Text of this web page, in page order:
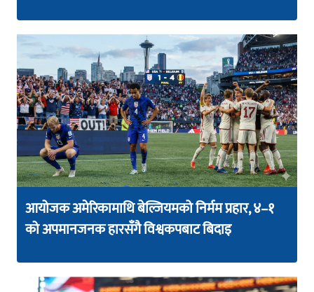
आयोजक अमेरिकामाथि बेल्जियमको निर्मम प्रहार, ४–१
को अपमानजनक हारसँगै विश्वकपबाट बिदाइ